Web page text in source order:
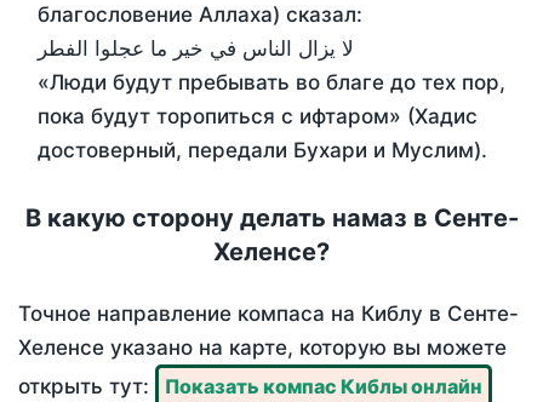
благословение Аллаха) сказал:
لا يزال الناس في خير ما عجلوا الفطر
«Люди будут пребывать во благе до тех пор,
пока будут торопиться с ифтаром» (Хадис
достоверный, передали Бухари и Муслим).
В какую сторону делать намаз в Сенте-
Хеленсе?
Точное направление компаса на Киблу в Сенте-
Хеленсе указано на карте, которую вы можете
открыть тут:
Показать компас Киблы онлайн